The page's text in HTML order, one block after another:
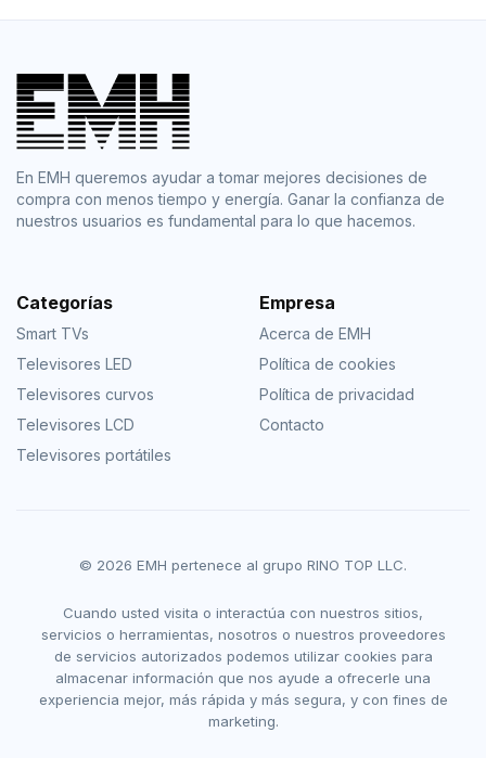
En EMH queremos ayudar a tomar mejores decisiones de
compra con menos tiempo y energía. Ganar la confianza de
nuestros usuarios es fundamental para lo que hacemos.
Categorías
Smart TVs
Televisores LED
Televisores curvos
Televisores LCD
Televisores portátiles
Empresa
Acerca de EMH
Política de cookies
Política de privacidad
Contacto
© 2026 EMH pertenece al grupo RINO TOP LLC.
Cuando usted visita o interactúa con nuestros sitios,
servicios o herramientas, nosotros o nuestros proveedores
de servicios autorizados podemos utilizar cookies para
almacenar información que nos ayude a ofrecerle una
experiencia mejor, más rápida y más segura, y con fines de
marketing.